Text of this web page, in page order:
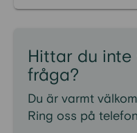
Hittar du
fråga?
Du är varmt
Ring oss på telefon